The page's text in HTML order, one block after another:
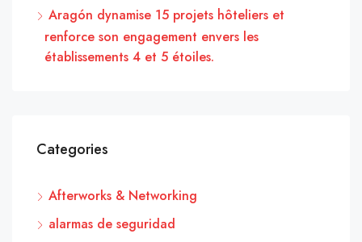
Aragón dynamise 15 projets hôteliers et
renforce son engagement envers les
établissements 4 et 5 étoiles.
Categories
Afterworks & Networking
alarmas de seguridad